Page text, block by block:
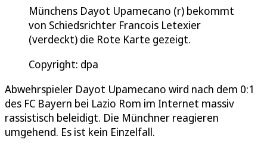
Münchens Dayot Upamecano (r) bekommt
von Schiedsrichter Francois Letexier
(verdeckt) die Rote Karte gezeigt.
Copyright: dpa
Abwehrspieler Dayot Upamecano wird nach dem 0:1
des FC Bayern bei Lazio Rom im Internet massiv
rassistisch beleidigt. Die Münchner reagieren
umgehend. Es ist kein Einzelfall.